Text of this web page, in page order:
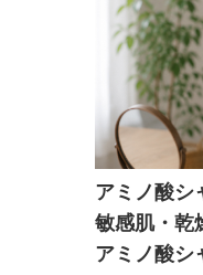
アミノ酸シ
敏感肌・乾
アミノ酸シ